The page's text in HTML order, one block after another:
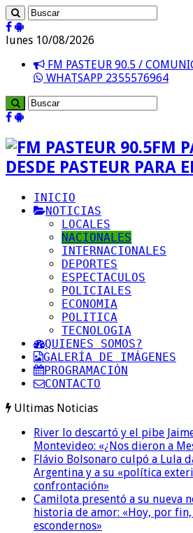
lunes 10/08/2026
FM PASTEUR 90.5 /
WHATSAPP 2355576964
FM
DESDE PASTEUR PARA
INICIO
NOTICIAS
LOCALES
NACIONALES
INTERNACIONALES
DEPORTES
ESPECTACULOS
POLICIALES
ECONOMIA
POLITICA
TECNOLOGIA
QUIENES SOMOS?
GALERÍA DE IMÁGENES
PROGRAMACIÓN
CONTACTO
Ultimas Noticias
River lo descartó y el pibe
Montevideo: «¿Nos dieron a
Flávio Bolsonaro culpó a Lula
Argentina y a su «política
confrontación»
Camilota presentó a su nueva
historia de amor: «Hoy, por
escondernos»